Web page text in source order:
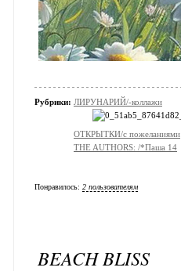
Рубрики: ЛИРУНАРИЙ/-коллажи
ОТКРЫТКИ/с пожеланиями
THE AUTHORS: /*Паша 14
Понравилось: 2 пользователям
BEACH BLISS